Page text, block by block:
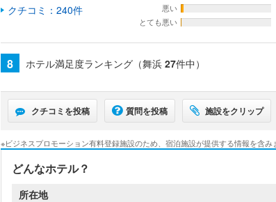
クチコミ：240件
悪い
とても悪い
8 ホテル満足度ランキング（舞浜 27件中）
クチコミを投稿 質問を投稿 施設をクリップ
※ビジネスプロモーション有料登録施設のため、宿泊施設が提供する情報を含み
どんなホテル？
所在地